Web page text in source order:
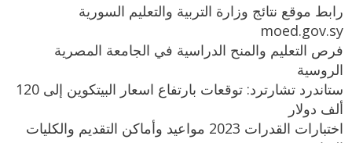
رابط موقع نتائج وزارة التربية والتعليم السورية
moed.gov.sy
فرص التعليم والمنح الدراسية في الجامعة المصرية
الروسية
ستاندرد تشارترد: توقعات بارتفاع اسعار البيتكوين إلى 120
ألف دولار
اختبارات القدرات 2023 مواعيد وأماكن التقديم والكليات